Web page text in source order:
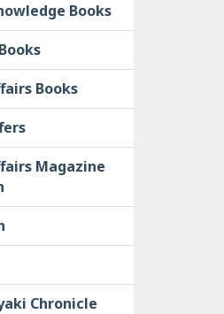
Books
Books
Magazine
Chronicle